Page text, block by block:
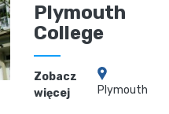
Plymouth
College
Zobacz
więcej
Plymouth